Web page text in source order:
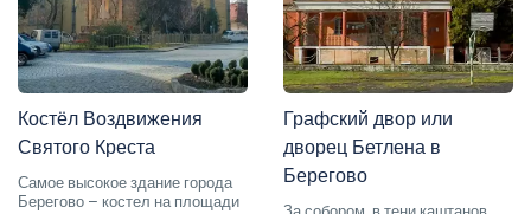
Костёл Воздвижения
Святого Креста
Самое высокое здание города
Берегово – костел на площади
Графский двор или
дворец Бетлена в
Берегово